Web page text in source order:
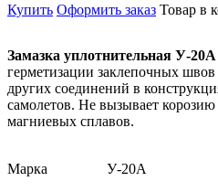
Купить Оформить заказ Товар в
Замазка уплотнительная У-20А
герметизации заклепочных швов
других соединений в
самолетов. Не вызывает корозию
магниевых сплавов.
Марка У-20А